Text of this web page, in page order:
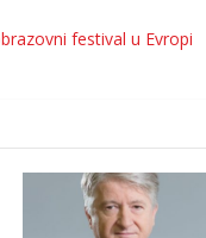
festival u Evropi